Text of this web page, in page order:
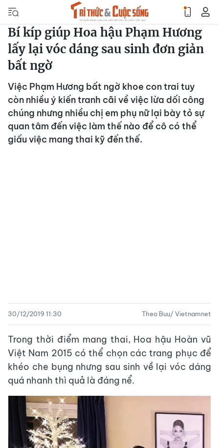
Bí kíp giúp Hoa hậu Phạm Hương
lấy lại vóc dáng sau sinh đơn giản
bất ngờ
Việc Phạm Hương bất ngờ khoe con trai tuy
còn nhiều ý kiến tranh cãi về việc lừa dối công
chúng nhưng nhiều chị em phụ nữ lại bày tỏ sự
quan tâm đến việc làm thế nào để cô có thể
giấu việc mang thai kỹ đến thế.
30/12/2019 11:30 Theo Buu/ Vietnamnet
Trong thời điểm mang thai, Hoa hậu Hoàn vũ
Việt Nam 2015 có thể chọn các trang phục để
khéo che bụng nhưng sau sinh về lại vóc dáng
quá nhanh thì quả là đáng nể.